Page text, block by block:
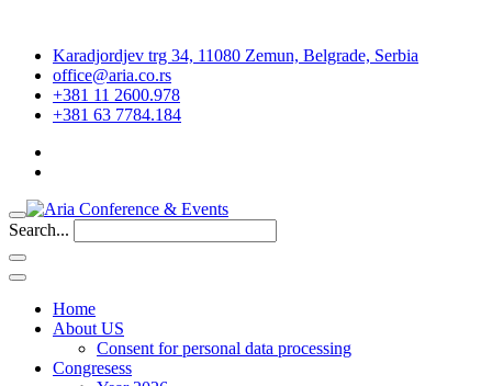
Karadjordjev trg 34, 11080 Zemun, Belgrade, Serbia
office@aria.co.rs
+381 11 2600.978
+381 63 7784.184
Search...
Home
About US
Consent for personal data processing
Congresess